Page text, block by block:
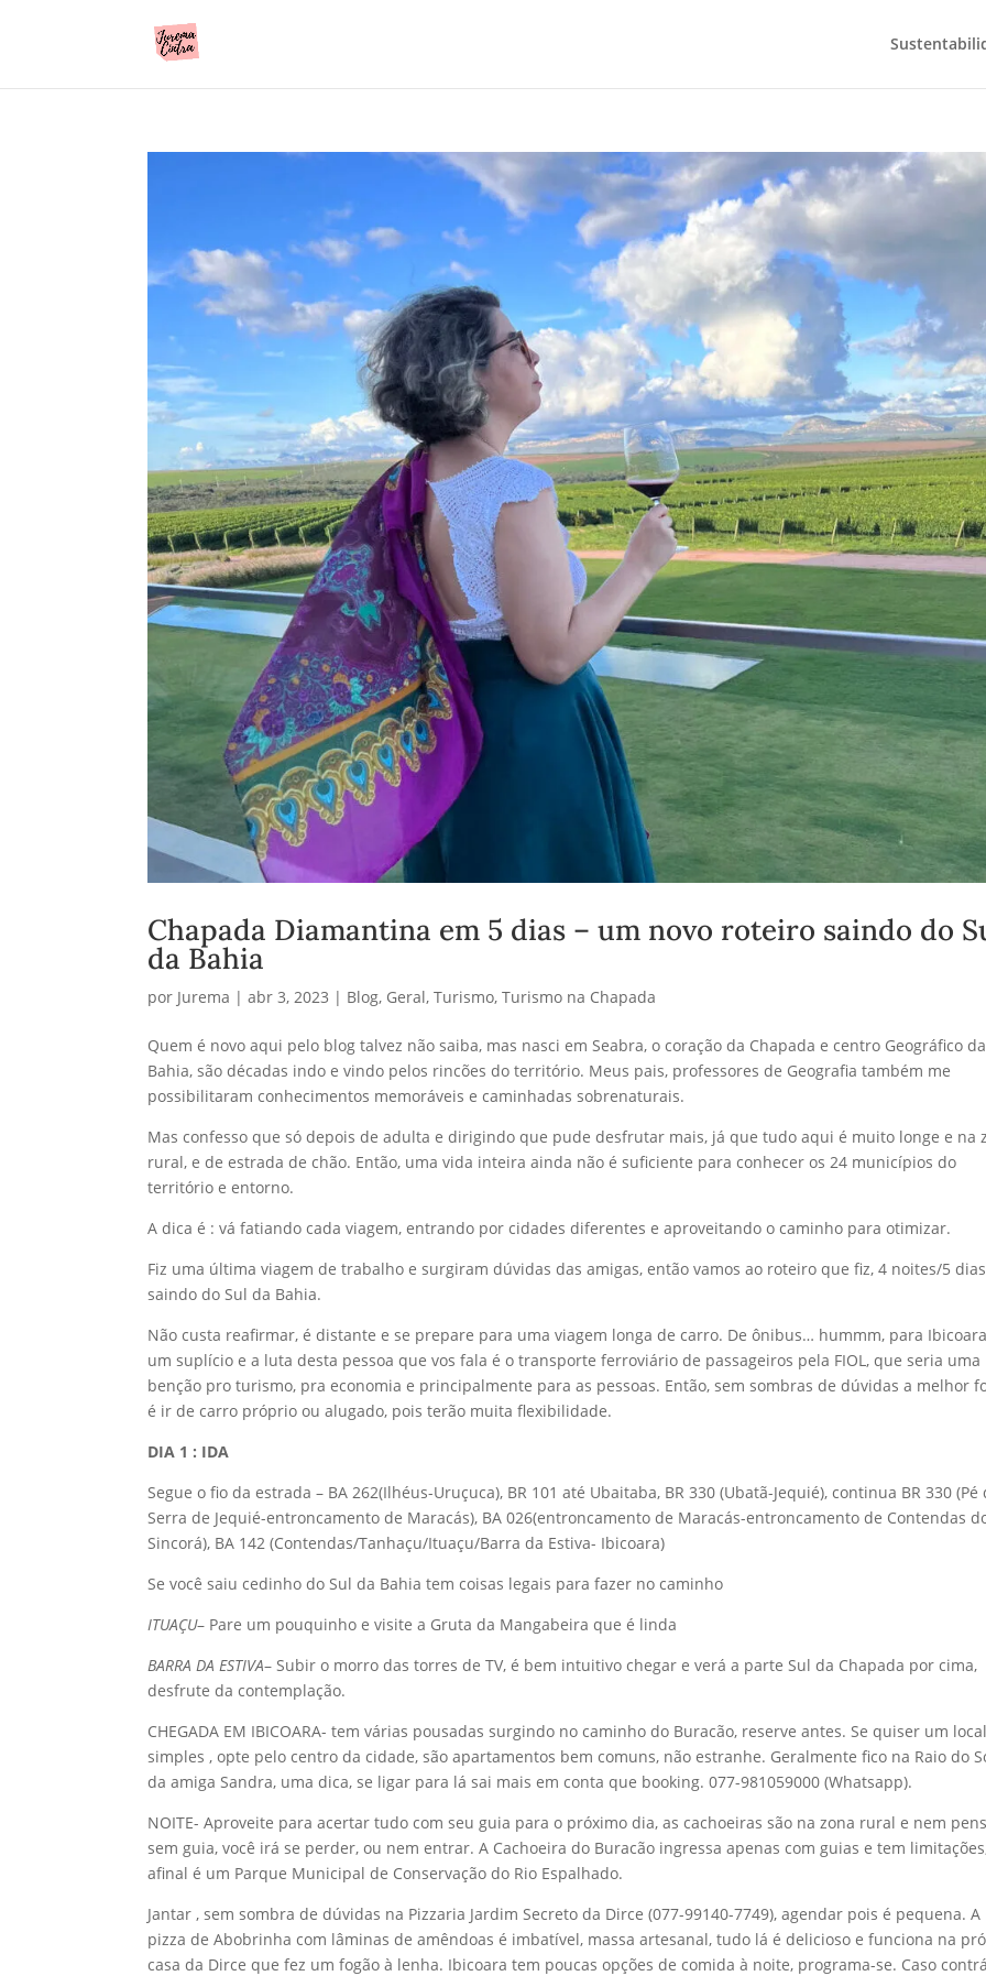
Chapada Diamantina em 5 dias – um novo roteiro saindo do
da Bahia
por Jurema |abr 3, 2023 | Blog, Geral,Turismo,Turismo na Chapada
Quem é novo aqui pelo blog talvez não saiba, mas nasci em Seabra, o coração da Chapada e centro Geográfico da
Bahia, são décadas indo e vindo pelos rincões do território. Meus pais, professores de Geografia também me
possibilitaram conhecimentos memoráveis e caminhadas sobrenaturais.
Mas confesso que só depois de adulta e dirigindo que pude desfrutar mais, já que tudo aqui é muito longe e na
rural, e de estrada de chão. Então, uma vida inteira ainda não é suficiente para conhecer os 24 municípios do
território e entorno.
A dica é : vá fatiando cada viagem, entrando por cidades diferentes e aproveitando o caminho para otimizar.
Fiz uma última viagem de trabalho e surgiram dúvidas das amigas, então vamos ao roteiro que fiz, 4 noites/5 dias
saindo do Sul da Bahia.
Não custa reafirmar, é distante e se prepare para uma viagem longa de carro. De ônibus… hummm, para
um suplício e a luta desta pessoa que vos fala é o transporte ferroviário de passageiros pela FIOL, que seria uma
benção pro turismo, pra economia e principalmente para as pessoas. Então, sem sombras de dúvidas a melhor
é ir de carro próprio ou alugado, pois terão muita flexibilidade.
DIA 1 : IDA
Segue o fio da estrada – BA 262(Ilhéus-Uruçuca), BR 101 até Ubaitaba, BR 330 (Ubatã-Jequié), continua BR 330 (Pé
Serra de Jequié-entroncamento de Maracás), BA 026(entroncamento de Maracás-entroncamento de Contendas
Sincorá), BA 142 (Contendas/Tanhaçu/Ituaçu/Barra da Estiva- Ibicoara)
Se você saiu cedinho do Sul da Bahia tem coisas legais para fazer no caminho
ITUAÇU– Pare um pouquinho e visite a Gruta da Mangabeira que é linda
BARRA DA ESTIVA– Subir o morro das torres de TV, é bem intuitivo chegar e verá a parte Sul da Chapada por cima,
desfrute da contemplação.
CHEGADA EM IBICOARA- tem várias pousadas surgindo no caminho do Buracão, reserve antes. Se quiser um
simples , opte pelo centro da cidade, são apartamentos bem comuns, não estranhe. Geralmente fico na Raio do
da amiga Sandra, uma dica, se ligar para lá sai mais em conta que booking. 077-981059000 (Whatsapp).
NOITE- Aproveite para acertar tudo com seu guia para o próximo dia, as cachoeiras são na zona rural e nem
sem guia, você irá se perder, ou nem entrar. A Cachoeira do Buracão ingressa apenas com guias e tem
afinal é um Parque Municipal de Conservação do Rio Espalhado.
Jantar , sem sombra de dúvidas na Pizzaria Jardim Secreto da Dirce (077-99140-7749), agendar pois é pequena. A
pizza de Abobrinha com lâminas de amêndoas é imbatível, massa artesanal, tudo lá é delicioso e funciona na
casa da Dirce que fez um fogão à lenha. Ibicoara tem poucas opções de comida à noite, programa-se. Caso